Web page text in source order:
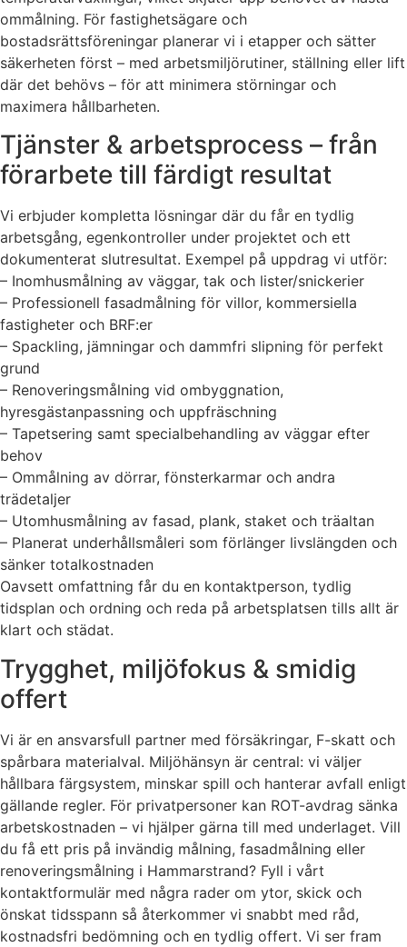
ommålning. För fastighetsägare och
bostadsrättsföreningar planerar vi i etapper och sätter
säkerheten först – med arbetsmiljörutiner, ställning eller lift
där det behövs – för att minimera störningar och
maximera hållbarheten.
Tjänster & arbetsprocess – från
förarbete till färdigt resultat
Vi erbjuder kompletta lösningar där du får en tydlig
arbetsgång, egenkontroller under projektet och ett
dokumenterat slutresultat. Exempel på uppdrag vi utför:
– Inomhusmålning av väggar, tak och lister/snickerier
– Professionell fasadmålning för villor, kommersiella
fastigheter och BRF:er
– Spackling, jämningar och dammfri slipning för perfekt
grund
– Renoveringsmålning vid ombyggnation,
hyresgästanpassning och uppfräschning
– Tapetsering samt specialbehandling av väggar efter
behov
– Ommålning av dörrar, fönsterkarmar och andra
trädetaljer
– Utomhusmålning av fasad, plank, staket och träaltan
– Planerat underhållsmåleri som förlänger livslängden och
sänker totalkostnaden
Oavsett omfattning får du en kontaktperson, tydlig
tidsplan och ordning och reda på arbetsplatsen tills allt är
klart och städat.
Trygghet, miljöfokus & smidig
offert
Vi är en ansvarsfull partner med försäkringar, F-skatt och
spårbara materialval. Miljöhänsyn är central: vi väljer
hållbara färgsystem, minskar spill och hanterar avfall enligt
gällande regler. För privatpersoner kan ROT-avdrag sänka
arbetskostnaden – vi hjälper gärna till med underlaget. Vill
du få ett pris på invändig målning, fasadmålning eller
renoveringsmålning i Hammarstrand? Fyll i vårt
kontaktformulär med några rader om ytor, skick och
önskat tidsspann så återkommer vi snabbt med råd,
kostnadsfri bedömning och en tydlig offert. Vi ser fram